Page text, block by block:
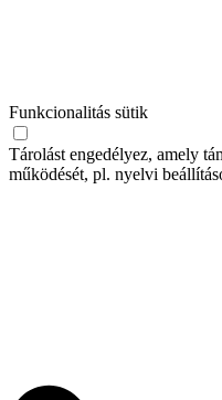
Funkcionalitás sütik
Tárolást engedélyez, amely
működését, pl. nyelvi